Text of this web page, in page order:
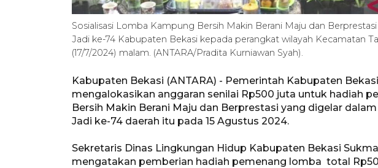
Sosialisasi Lomba Kampung Bersih Makin Berani Maju dan
Jadi ke-74 Kabupaten Bekasi kepada perangkat wilayah Kecamatan
(17/7/2024) malam. (ANTARA/Pradita Kurniawan Syah).
Kabupaten Bekasi (ANTARA) - Pemerintah Kabupaten
mengalokasikan anggaran senilai Rp500 juta untuk hadiah
Bersih Makin Berani Maju dan Berprestasi yang digelar
Jadi ke-74 daerah itu pada 15 Agustus 2024.
Sekretaris Dinas Lingkungan Hidup Kabupaten Bekasi
mengatakan pemberian hadiah pemenang lomba total